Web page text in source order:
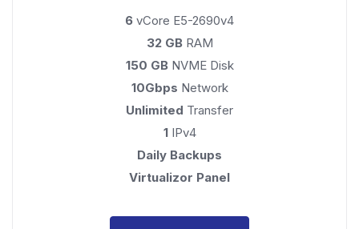
6 vCore E5-2690v4
32 GB RAM
150 GBNVME Disk
10Gbps Network
Unlimited Transfer
1IPv4
Daily Backups
Virtualizor Panel